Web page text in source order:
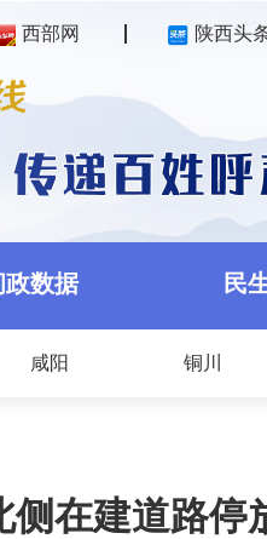
西部网 陕西头
政数据 民
咸阳 铜川
在建道路停